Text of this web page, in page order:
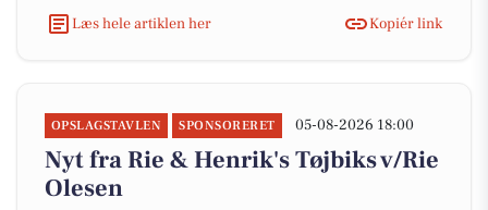
Læs hele artiklen her
Kopiér link
OPSLAGSTAVLEN SPONSORERET 05-08-2026 18:00
Nyt fra Rie & Henrik's Tøjbiks v/Rie
Olesen